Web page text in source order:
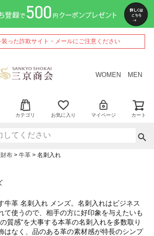
った詐欺サイト・メールにご注意ください
WOMEN MEN
カテゴリ お気に入り マイページ カート
布 牛革 名刺入れ
牛革 名刺入れ メンズ。名刺入れはビジネス
て使うので、相手の方に好印象を与えたいも
質感"を大事する本革の名刺入れを多数取り
はなく、品のある革の素材感が特長のシンプ